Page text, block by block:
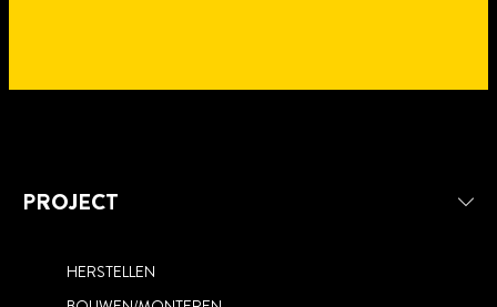
PROJECT
HERSTELLEN